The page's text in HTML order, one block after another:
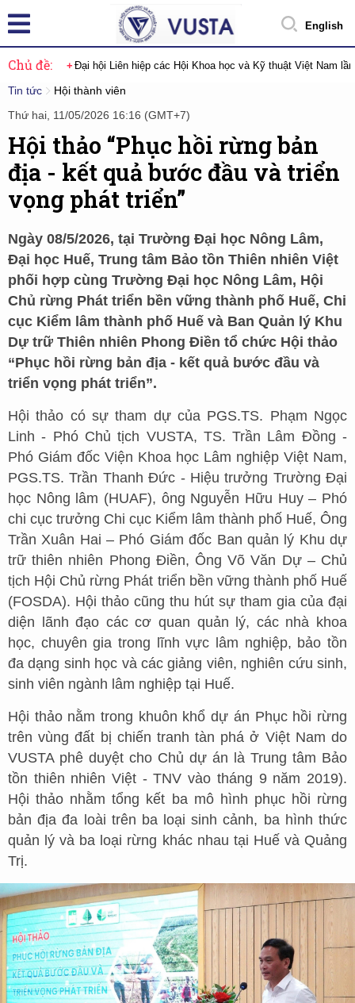
English
Chủ đề: Đại hội Liên hiệp các Hội Khoa học và Kỹ thuật Việt Nam
Tin tức
Hội thành viên
Thứ hai, 11/05/2026 16:16 (GMT+7)
Hội thảo “Phục hồi rừng bản
địa - kết quả bước đầu và triển
vọng phát triển”
Ngày 08/5/2026, tại Trường Đại học Nông Lâm,
Đại học Huế, Trung tâm Bảo tồn Thiên nhiên Việt
phối hợp cùng Trường Đại học Nông Lâm, Hội
Chủ rừng Phát triển bền vững thành phố Huế, Chi
cục Kiểm lâm thành phố Huế và Ban Quản lý Khu
Dự trữ Thiên nhiên Phong Điền tổ chức Hội thảo
“Phục hồi rừng bản địa - kết quả bước đầu và
triển vọng phát triển”.
Hội thảo có sự tham dự của PGS.TS. Phạm Ngọc
Linh - Phó Chủ tịch VUSTA, TS. Trần Lâm Đồng -
Phó Giám đốc Viện Khoa học Lâm nghiệp Việt Nam,
PGS.TS. Trần Thanh Đức - Hiệu trưởng Trường Đại
học Nông lâm (HUAF), ông Nguyễn Hữu Huy – Phó
chi cục trưởng Chi cục Kiểm lâm thành phố Huế, Ông
Trần Xuân Hai – Phó Giám đốc Ban quản lý Khu dự
trữ thiên nhiên Phong Điền, Ông Võ Văn Dự – Chủ
tịch Hội Chủ rừng Phát triển bền vững thành phố Huế
(FOSDA). Hội thảo cũng thu hút sự tham gia của đại
diện lãnh đạo các cơ quan quản lý, các nhà khoa
học, chuyên gia trong lĩnh vực lâm nghiệp, bảo tồn
đa dạng sinh học và các giảng viên, nghiên cứu sinh,
sinh viên ngành lâm nghiệp tại Huế.
Hội thảo nằm trong khuôn khổ dự án Phục hồi rừng
trên vùng đất bị chiến tranh tàn phá ở Việt Nam do
VUSTA phê duyệt cho Chủ dự án là Trung tâm Bảo
tồn thiên nhiên Việt - TNV vào tháng 9 năm 2019).
Hội thảo nhằm tổng kết ba mô hình phục hồi rừng
bản địa đa loài trên ba loại sinh cảnh, ba hình thức
quản lý và ba loại rừng khác nhau tại Huế và Quảng
Trị.